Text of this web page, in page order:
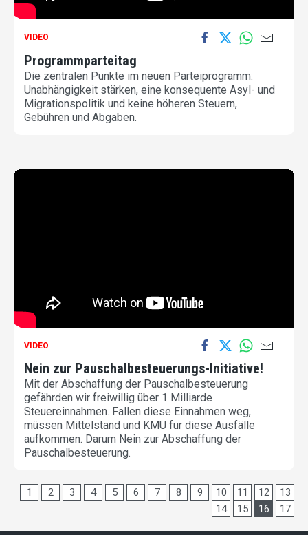
VIDEO
Programmparteitag
Die zentralen Punkte im neuen Parteiprogramm:
Unabhängigkeit stärken, eine konsequente Asyl- und
Migrationspolitik und keine höheren Steuern,
Gebühren und Abgaben.
VIDEO
Nein zur Pauschalbesteuerungs-Initiative!
Mit der Abschaffung der Pauschalbesteuerung
gefährden wir freiwillig über 1 Milliarde
Steuereinnahmen. Fallen diese Einnahmen weg,
müssen Mittelstand und KMU für diese Ausfälle
aufkommen. Darum Nein zur Abschaffung der
Pauschalbesteuerung.
1 2 3 4 5 6 7 8 9 10 11 12
13
14
15 16 17